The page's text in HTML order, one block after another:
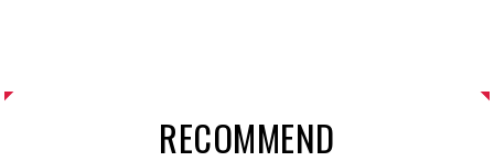
RECOMMEND